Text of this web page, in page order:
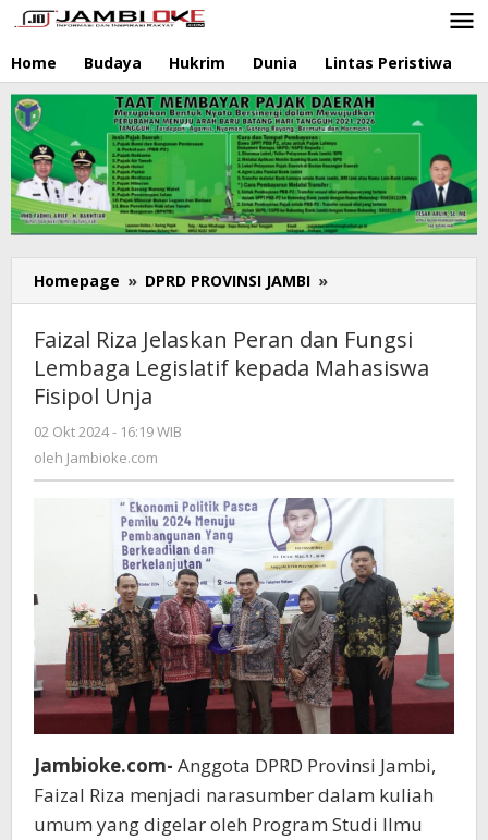
Lewati
ke
konten
Home Budaya Hukrim Dunia Lintas Peristiwa
Homepage » DPRD PROVINSI JAMBI »
Riza
Peran
dan
Mahasiswa
Fisipol
Unja
Faizal Riza Jelaskan Peran dan Fungsi
Lembaga Legislatif kepada Mahasiswa
Fisipol Unja
02 Okt 2024 - 16:19 WIB
oleh Jambioke.com
Jambioke.com- Anggota DPRD Provinsi Jambi,
Faizal Riza menjadi narasumber dalam kuliah
umum yang digelar oleh Program Studi Ilmu